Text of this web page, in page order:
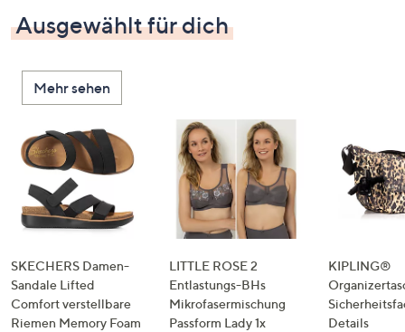
Ausgewählt für dich
Mehr sehen
SKECHERS Damen-
Sandale Lifted
Comfort verstellbare
Riemen Memory Foam
LITTLE ROSE 2
Entlastungs-BHs
Mikrofasermischung
Passform Lady 1x
KIPLING®
Details